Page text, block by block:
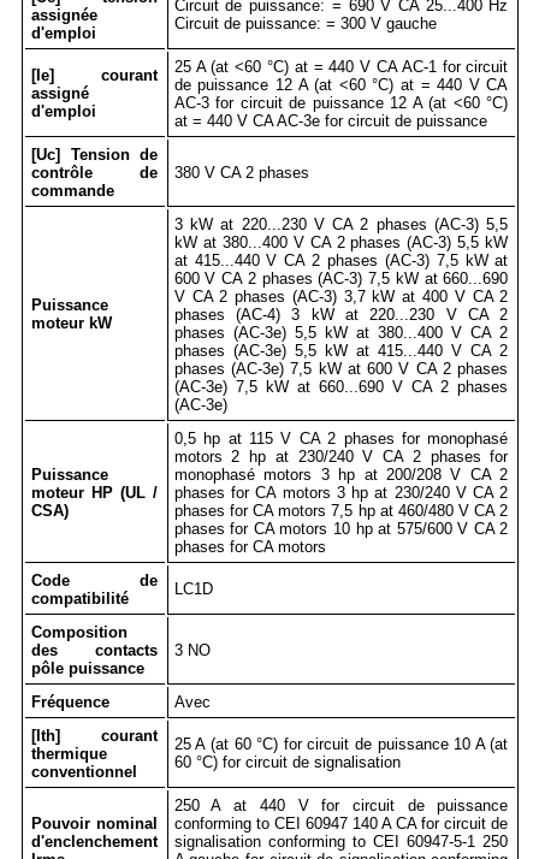
assignée
d'emploi
Circuit de puissance: = 690 V CA 25...400 Hz
Circuit de puissance: = 300 V gauche
[Ie] courant
assigné
d'emploi
25 A (at <60 °C) at = 440 V CA AC-1 for circuit
de puissance 12 A (at <60 °C) at = 440 V CA
AC-3 for circuit de puissance 12 A (at <60 °C)
at = 440 V CA AC-3e for circuit de puissance
[Uc] Tension de
contrôle de
commande
380 V CA 2 phases
Puissance
moteur kW
3 kW at 220...230 V CA 2 phases (AC-3) 5,5
kW at 380...400 V CA 2 phases (AC-3) 5,5 kW
at 415...440 V CA 2 phases (AC-3) 7,5 kW at
600 V CA 2 phases (AC-3) 7,5 kW at 660...690
V CA 2 phases (AC-3) 3,7 kW at 400 V CA 2
phases (AC-4) 3 kW at 220...230 V CA 2
phases (AC-3e) 5,5 kW at 380...400 V CA 2
phases (AC-3e) 5,5 kW at 415...440 V CA 2
phases (AC-3e) 7,5 kW at 600 V CA 2 phases
(AC-3e) 7,5 kW at 660...690 V CA 2 phases
(AC-3e)
Puissance
moteur HP (UL /
CSA)
0,5 hp at 115 V CA 2 phases for monophasé
motors 2 hp at 230/240 V CA 2 phases for
monophasé motors 3 hp at 200/208 V CA 2
phases for CA motors 3 hp at 230/240 V CA 2
phases for CA motors 7,5 hp at 460/480 V CA 2
phases for CA motors 10 hp at 575/600 V CA 2
phases for CA motors
Code de
compatibilité
LC1D
Composition
des contacts
pôle puissance
3 NO
Fréquence
Avec
[Ith] courant
thermique
conventionnel
25 A (at 60 °C) for circuit de puissance 10 A (at
60 °C) for circuit de signalisation
Pouvoir nominal
d'enclenchement
250 A at 440 V for circuit de puissance
conforming to CEI 60947 140 A CA for circuit de
signalisation conforming to CEI 60947-5-1 250